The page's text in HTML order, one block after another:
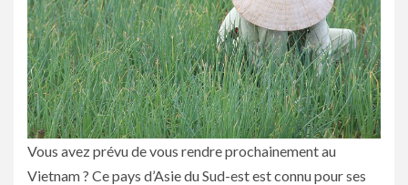
Vous avez prévu de vous rendre prochainement au
Vietnam ? Ce pays d’Asie du Sud-est est connu pour ses